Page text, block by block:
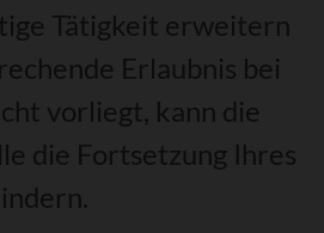
Tätigkeit erweitern
Erlaubnis bei
vorliegt, kann die
die Fortsetzung Ihres